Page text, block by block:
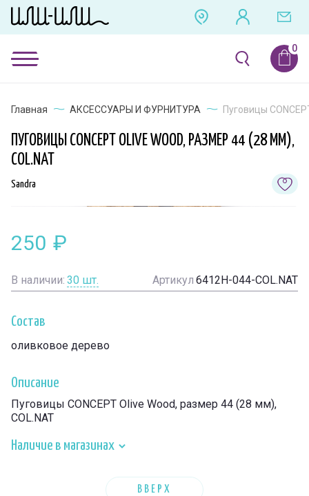
Главная АКСЕССУАРЫ И ФУРНИТУРА Пуговицы
ПУГОВИЦЫ CONCEPT OLIVE WOOD, РАЗМЕР 44 (28 ММ),
COL.NAT
Sandra
250 ₽
В наличии: 30 шт. Артикул 6412H-044-COL.NAT
Состав
оливковое дерево
Описание
Пуговицы CONCEPT Olive Wood, размер 44 (28 мм),
COL.NAT
Наличие в магазинах
ВВЕРХ